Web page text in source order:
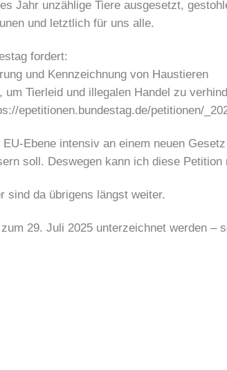
Jahr unzählige Tiere ausgesetzt,
und letztlich für uns alle.
fordert:
und Kennzeichnung von Haustieren
um Tierleid und illegalen Handel zu
epetitionen.bundestag.de/petitionen/
Ebene intensiv an einem neuen
soll. Deswegen kann ich diese
sind da übrigens längst weiter.
29. Juli 2025 unterzeichnet werden –